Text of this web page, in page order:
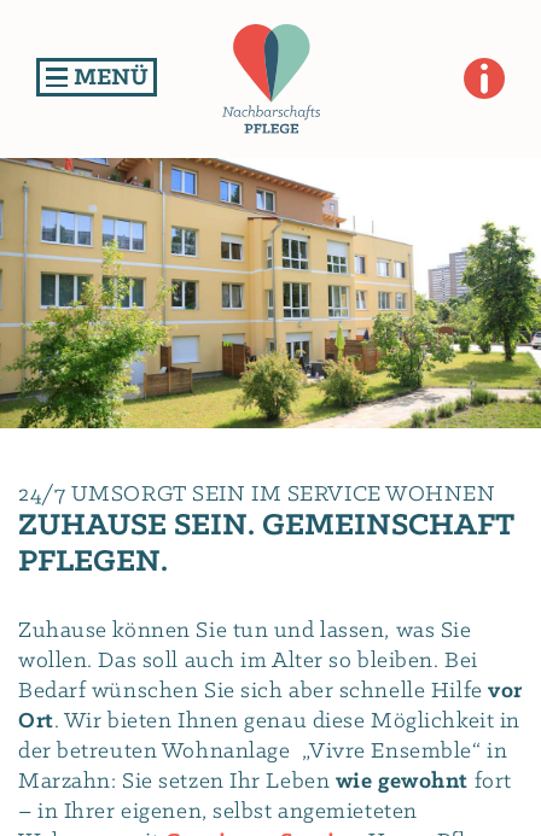
a
i
o
n
t
e
n
TOGGLE NAVIGATION S
24/7 UMSORGT SEIN IM SERVICE WOHNEN
ZUHAUSE SEIN. GEMEINSCHAFT
PFLEGEN.
Zuhause können Sie tun und lassen, was Sie
wollen. Das soll auch im Alter so bleiben. Bei
Bedarf wünschen Sie sich aber schnelle Hilfevor
Ort. Wir bieten Ihnen genau diese Möglichkeit in
der betreuten Wohnanlage „Vivre Ensemble“ in
Marzahn: Sie setzen Ihr Leben wie gewohnt fort
– in Ihrer eigenen, selbst angemieteten